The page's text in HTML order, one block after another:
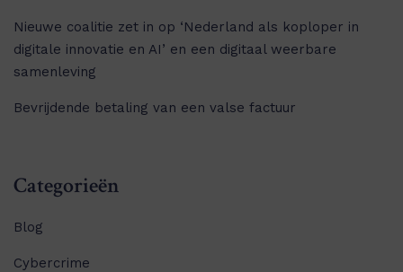
Nieuwe coalitie zet in op ‘Nederland als koploper in
digitale innovatie en AI’ en een digitaal weerbare
samenleving
Bevrijdende betaling van een valse factuur
Categorieën
Blog
Cybercrime